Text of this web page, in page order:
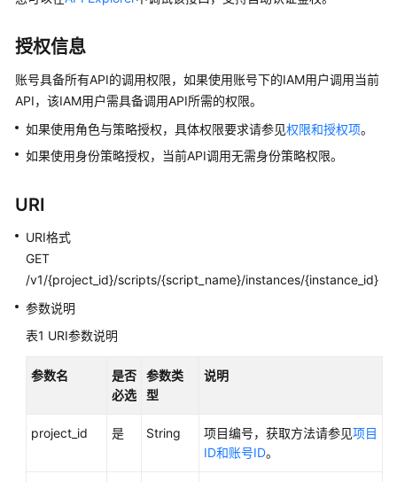
绍
数
治
理
方
论
快
入
门
用
指
实
授权信息
账号具备所有API的调用权限，如果使用账号下的IAM用户调用当前
API，该IAM用户需具备调用API所需的权限。
如果使用角色与策略授权，具体权限要求请参见权限和授权项。
如果使用身份策略授权，当前API调用无需身份策略权限。
URI
URI格式
GET
/v1/{project_id}/scripts/{script_name}/instances/{instance_id}
参数说明
表1 URI参数说明
参数名
是否
必选
参数类
型
说明
project_id 是 String 项目编号，获取方法请参见项目
ID和账号ID。